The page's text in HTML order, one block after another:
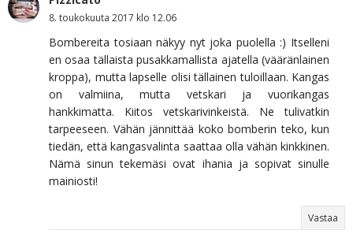
8. toukokuuta 2017 klo 12.06
Bombereita tosiaan näkyy nyt joka puolella :) Itselleni
en osaa tällaista pusakkamallista ajatella (vääränlainen
kroppa), mutta lapselle olisi tällainen tuloillaan. Kangas
on valmiina, mutta vetskari ja vuorikangas
hankkimatta. Kiitos vetskarivinkeistä. Ne tulivatkin
tarpeeseen. Vähän jännittää koko bomberin teko, kun
tiedän, että kangasvalinta saattaa olla vähän kinkkinen.
Nämä sinun tekemäsi ovat ihania ja sopivat sinulle
mainiosti!
Vastaa